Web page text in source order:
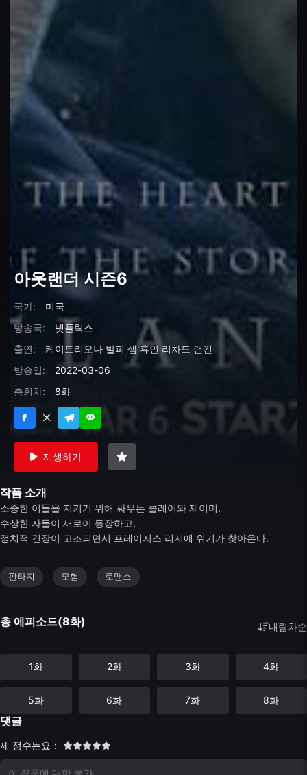
아웃랜더 시즌6
국가:
미국
방송국:
넷플릭스
출연:
케이트리오나 발피 샘 휴언 리차드 랜킨
방송일:
2022-03-06
총회차:
8화
재생하기
작품 소개
소중한 이들을 지키기 위해 싸우는 클레어와 제이미.
수상한 자들이 새로이 등장하고,
정치적 긴장이 고조되면서 프레이저스 리지에 위기가 찾아온다.
판타지 모험 로맨스
총 에피소드(8화) 내림차순
1화 2화 3화 4화
5화 6화 7화 8화
댓글
제 점수는요：